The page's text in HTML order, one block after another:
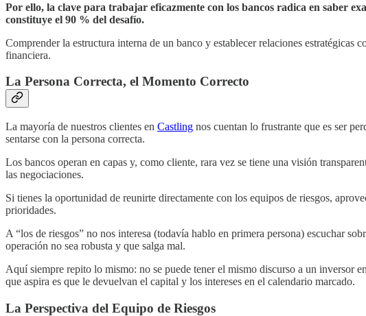
Por ello, la clave para trabajar eficazmente con los bancos radica en saber
constituye el 90 % del desafío.
Comprender la estructura interna de un banco y establecer relaciones estratégicas
financiera.
La Persona Correcta, el Momento Correcto
La mayoría de nuestros clientes en Castling nos cuentan lo frustrante que es ser
sentarse con la persona correcta.
Los bancos operan en capas y, como cliente, rara vez se tiene una visión
las negociaciones.
Si tienes la oportunidad de reunirte directamente con los equipos de riesgos,
prioridades.
A “los de riesgos” no nos interesa (todavía hablo en primera persona) escuchar
operación no sea robusta y que salga mal.
Aquí siempre repito lo mismo: no se puede tener el mismo discurso a un inversor
que aspira es que le devuelvan el capital y los intereses en el calendario marcado.
La Perspectiva del Equipo de Riesgos